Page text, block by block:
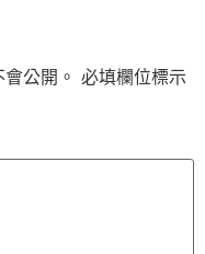
公開。 必填欄位標示